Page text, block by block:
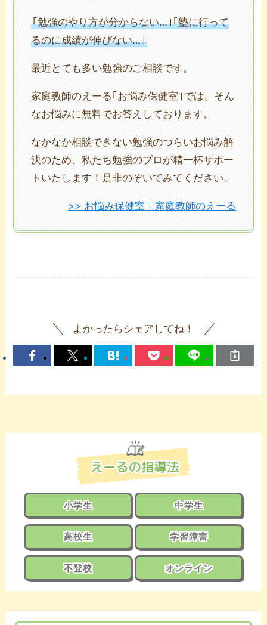
｢勉強のやり方が分からない…｣｢塾に行って
るのに成績が伸びない…｣
最近とても多い勉強のご相談です。
家庭教師のえーる｢お悩み保健室｣では、そん
なお悩みに無料でお答えしております。
なかなか相談できない勉強のつらいお悩み解
決のため、私たち勉強のプロが精一杯サポー
トいたします！是非のぞいてみてください。
>> お悩み保健室｜家庭教師のえーる
よかったらシェアしてね！
小学生 中学生
高校生 学習障害
不登校 オンライン